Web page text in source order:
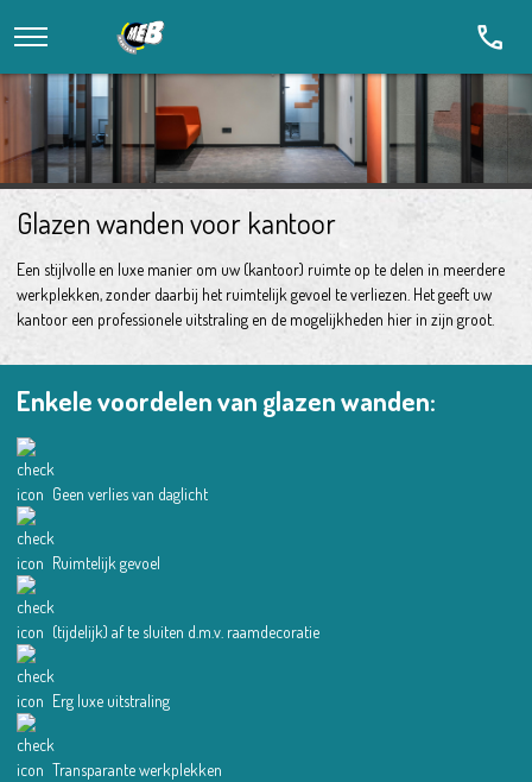
call
Glazen wanden voor kantoor
Een stijlvolle en luxe manier om uw (kantoor) ruimte op te delen in meerdere
werkplekken, zonder daarbij het ruimtelijk gevoel te verliezen. Het geeft uw
kantoor een professionele uitstraling en de mogelijkheden hier in zijn groot.
Enkele voordelen van glazen wanden:
Geen verlies van daglicht
Ruimtelijk gevoel
(tijdelijk) af te sluiten d.m.v. raamdecoratie
Erg luxe uitstraling
Transparante werkplekken